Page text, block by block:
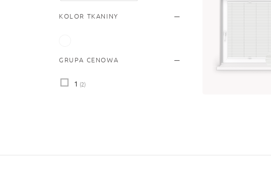
KOLOR TKANINY
GRUPA CENOWA
1 (2)
FLAMENCO PRINT
od 134.07